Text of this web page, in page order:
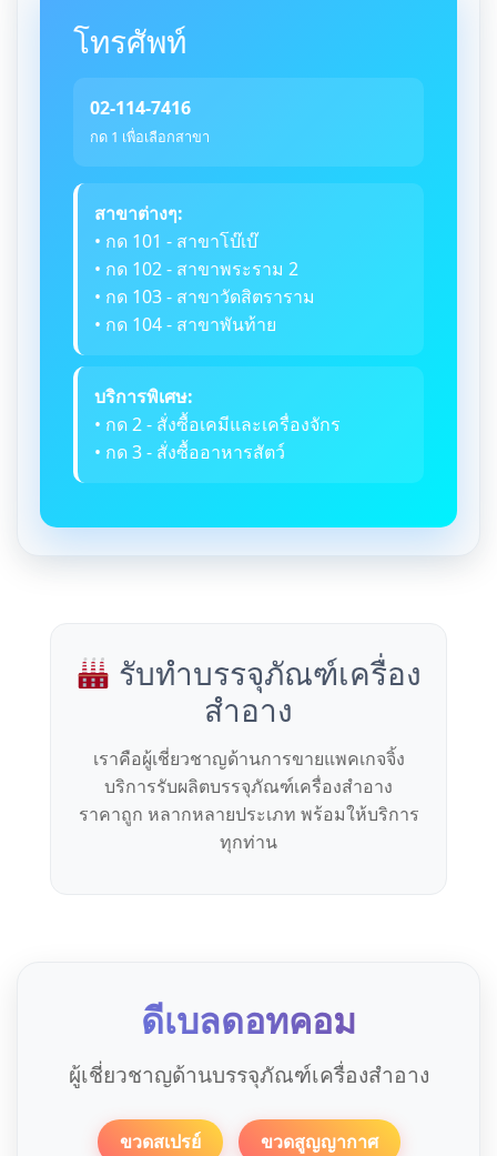
โทรศัพท์
02-114-7416
กด 1 เพื่อเลือกสาขา
สาขาต่างๆ:
• กด 101 - สาขาโบ๊เบ๊
• กด 102 - สาขาพระราม 2
• กด 103 - สาขาวัดสิตราราม
• กด 104 - สาขาพันท้าย
บริการพิเศษ:
• กด 2 - สั่งซื้อเคมีและเครื่องจักร
• กด 3 - สั่งซื้ออาหารสัตว์
รับทำบรรจุภัณฑ์เครื่อง
สำอาง
เราคือผู้เชี่ยวชาญด้านการขายแพคเกจจิ้ง
บริการรับผลิตบรรจุภัณฑ์เครื่องสำอาง
ราคาถูก หลากหลายประเภท พร้อมให้บริการ
ทุกท่าน
ดีเบลดอทคอม
ผู้เชี่ยวชาญด้านบรรจุภัณฑ์เครื่องสำอาง
ขวดสเปรย์ ขวดสูญญากาศ